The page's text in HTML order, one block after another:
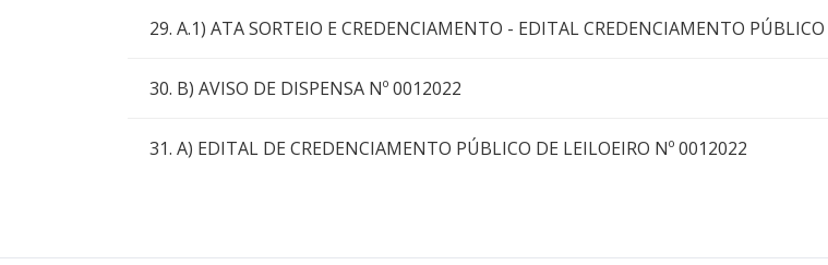
29. A.1) ATA SORTEIO E CREDENCIAMENTO - EDITAL CREDENCIAMENTO
30. B) AVISO DE DISPENSA Nº 0012022
31. A) EDITAL DE CREDENCIAMENTO PÚBLICO DE LEILOEIRO Nº 0012022